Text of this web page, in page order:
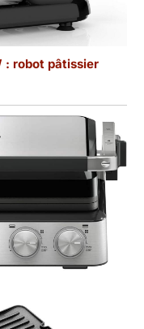
: robot pâtissier